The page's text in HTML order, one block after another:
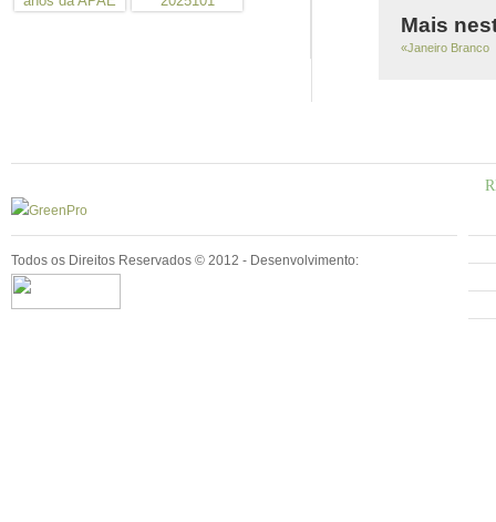
Mais
«Janeiro Branco
Todos os Direitos Reservados © 2012 - Desenvolvimento: